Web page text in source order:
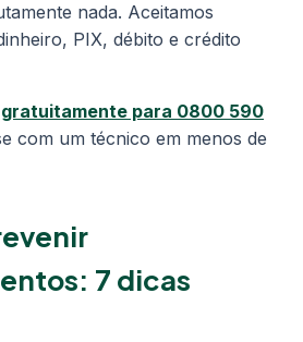
nada. Aceitamos
PIX, débito e crédito
gratuitamente para 0800 590
com um técnico em menos de
7 dicas